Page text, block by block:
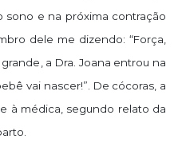
e na próxima contração
dele me dizendo: “Força,
a Dra. Joana entrou na
vai nascer!”. De cócoras, a
à médica, segundo relato da